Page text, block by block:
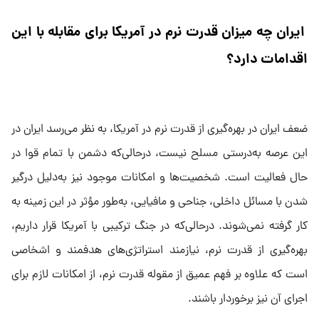
ایران چه میزان قدرت نرم در آمریکا برای مقابله با این
اقدامات دارد؟
ضعف ایران در بهره‌گیری از قدرت نرم در آمریکا، به نظر می‌رسد ایران در
این عرصه به‌درستی مسلح نیست، درحالی‌که دشمن با تمام قوا در
حال فعالیت است. شخصیت‌ها و امکانات موجود نیز به‌دلیل درگیر
شدن با مسائل داخلی، جناحی و مافیایی، به‌طور مؤثر در این زمینه به
کار گرفته نمی‌شوند. درحالی‌که در جنگ ترکیبی با آمریکا قرار داریم،
بهره‌گیری از قدرت نرم، نیازمند استراتژی‌های هدفمند و اشخاصی
است که علاوه بر فهم عمیق از مقوله قدرت نرم، از امکانات لازم برای
اجرای آن نیز برخوردار باشند.